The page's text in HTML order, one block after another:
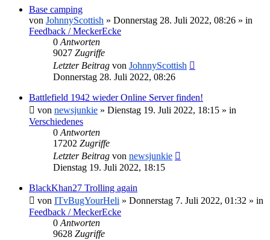
Base camping
von JohnnyScottish » Donnerstag 28. Juli 2022, 08:26 » in
Feedback / MeckerEcke
0 Antworten
9027 Zugriffe
Letzter Beitrag von JohnnyScottish
Donnerstag 28. Juli 2022, 08:26
Battlefield 1942 wieder Online Server finden!
von newsjunkie » Dienstag 19. Juli 2022, 18:15 » in
Verschiedenes
0 Antworten
17202 Zugriffe
Letzter Beitrag von newsjunkie
Dienstag 19. Juli 2022, 18:15
BlackKhan27 Trolling again
von ITvBugYourHeli » Donnerstag 7. Juli 2022, 01:32 » in
Feedback / MeckerEcke
0 Antworten
9628 Zugriffe